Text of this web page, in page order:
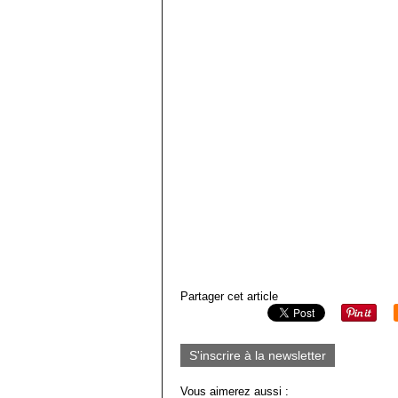
Partager cet article
S'inscrire à la newsletter
Vous aimerez aussi :